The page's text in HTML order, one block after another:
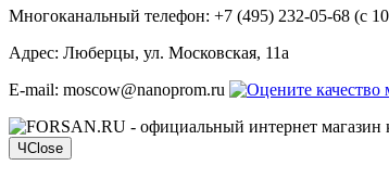
Многоканальный телефон: +7 (495) 232-05-68 (c
Адрес: Люберцы, ул. Московская, 11а
E-mail: moscow@nanoprom.ru
ЧClose